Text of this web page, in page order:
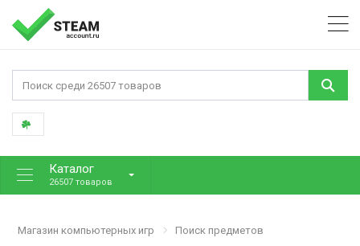
Каталог
26507 товаров
Магазин компьютерных игр Поиск предметов